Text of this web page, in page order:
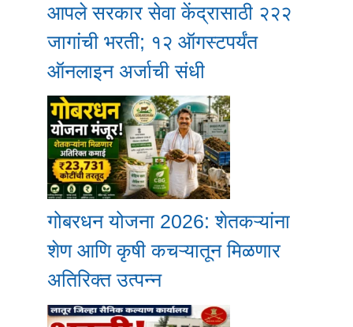
आपले सरकार सेवा केंद्रासाठी २२२
जागांची भरती; १२ ऑगस्टपर्यंत
ऑनलाइन अर्जाची संधी
गोबरधन योजना 2026: शेतकऱ्यांना
शेण आणि कृषी कचऱ्यातून मिळणार
अतिरिक्त उत्पन्न